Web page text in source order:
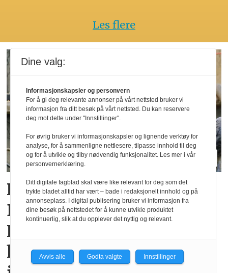
Les flere
Rekordsommer for
Dyreparken i
Kristiansand: Over en
halv million besøkende i
Dine valg:
Informasjonskapsler og personvern
For å gi deg relevante annonser på vårt nettsted bruker vi
informasjon fra ditt besøk på vårt nettsted. Du kan reservere
deg mot dette under "Innstillinger".
For øvrig bruker vi informasjonskapsler og lignende verktøy for
analyse, for å sammenligne nettlesere, tilpasse innhold til deg
og for å utvikle og tilby nødvendig funksjonalitet. Les mer i vår
personvernerklæring.
Ditt digitale fagblad skal være like relevant for deg som det
trykte bladet alltid har vært – bade i redaksjonelt innhold og på
annonseplass. I digital publisering bruker vi informasjon fra
dine besøk på nettstedet for å kunne utvikle produktet
kontinuerlig, slik at du opplever det nyttig og relevant.
Avvis alle Godta valgte Innstillinger